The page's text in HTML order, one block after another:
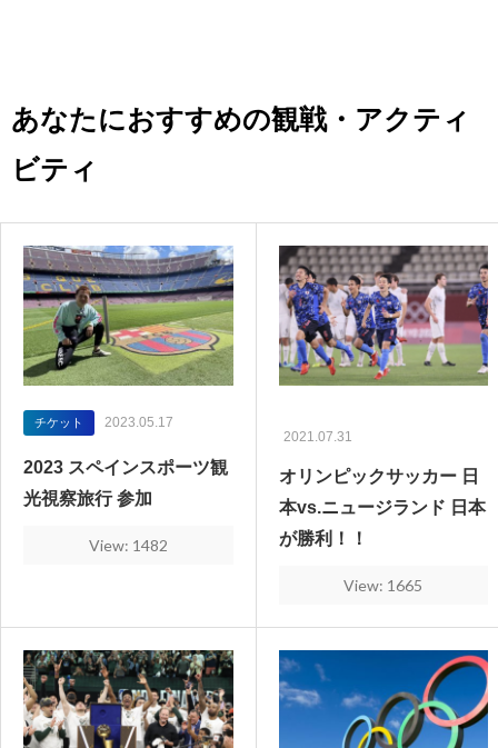
あなたにおすすめの観戦・アクティ
ビティ
チケット 2023.05.17
2023 スペインスポーツ観
光視察旅行 参加
View: 1482
2021.07.31
オリンピックサッカー 日
本vs.ニュージランド 日本
が勝利！！
View: 1665